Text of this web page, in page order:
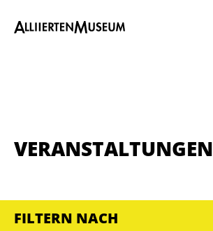
VERANSTALTUNGEN
FILTERN NACH